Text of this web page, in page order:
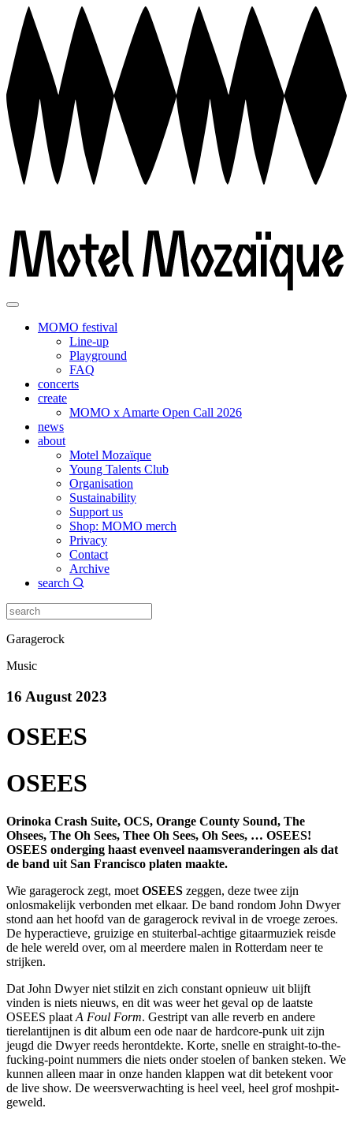
MOMO festival
Line-up
Playground
FAQ
concerts
create
MOMO x Amarte Open Call 2026
news
about
Motel Mozaïque
Young Talents Club
Organisation
Sustainability
Support us
Shop: MOMO merch
Privacy
Contact
Archive
search
Garagerock
Music
16 August 2023
OSEES
OSEES
Orinoka Crash Suite, OCS, Orange County Sound, The
Ohsees, The Oh Sees, Thee Oh Sees, Oh Sees, … OSEES!
OSEES onderging haast evenveel naamsveranderingen als dat
de band uit San Francisco platen maakte.
Wie garagerock zegt, moet OSEES zeggen, deze twee zijn
onlosmakelijk verbonden met elkaar. De band rondom John Dwyer
stond aan het hoofd van de garagerock revival in de vroege zeroes.
De hyperactieve, gruizige en stuiterbal-achtige gitaarmuziek reisde
de hele wereld over, om al meerdere malen in Rotterdam neer te
strijken.
Dat John Dwyer niet stilzit en zich constant opnieuw uit blijft
vinden is niets nieuws, en dit was weer het geval op de laatste
OSEES plaat A Foul Form. Gestript van alle reverb en andere
tierelantijnen is dit album een ode naar de hardcore-punk uit zijn
jeugd die Dwyer reeds herontdekte. Korte, snelle en straight-to-the-
fucking-point nummers die niets onder stoelen of banken steken. We
kunnen alleen maar in onze handen klappen wat dit betekent voor
de live show. De weersverwachting is heel veel, heel grof moshpit-
geweld.